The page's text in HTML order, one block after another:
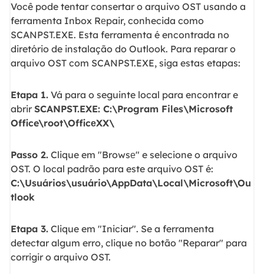
Você pode tentar consertar o arquivo OST usando a
ferramenta Inbox Rеpair, conhecida como
SCANPST.EXE. Esta ferramenta é encontrada no
diretório de instalação do Outlook. Para reparar o
arquivo OST com SCANPST.EXE, siga estas etapas:
Etapa 1.Vá para o seguinte local para encontrar e
abrir SCANPST.EXE: C:\Program Files\Microsoft
Office\root\OfficеXX\
Passo 2.Clique em "Browsе" e selecione o arquivo
OST. O local padrão para este arquivo OST é:
C:\Usuários\usuário\AppData\Local\Microsoft\Ou
tlook
Etapa 3.Clique em "Iniciar". Se a ferramenta
detectar algum erro, clique no botão "Reparar" para
corrigir o arquivo OST.